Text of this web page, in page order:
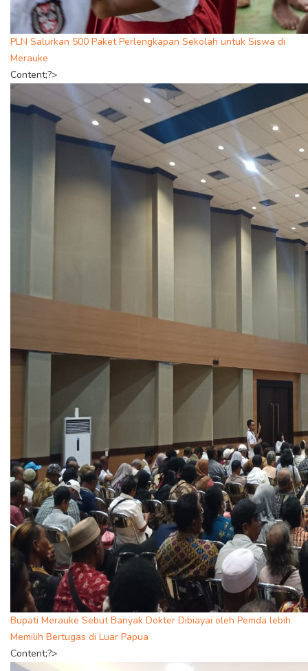
PLN Salurkan 500 Paket Perlengkapan Sekolah untuk Siswa di
Merauke
Content;?>
Bupati Merauke Sebut Banyak Dokter Dibiayai oleh Pemda lebih
Memilih Bertugas di Luar Papua
Content;?>